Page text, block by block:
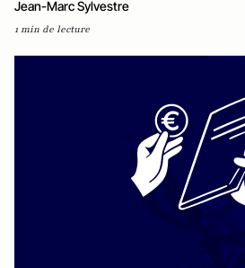
Jean-Marc Sylvestre
1 min de lecture